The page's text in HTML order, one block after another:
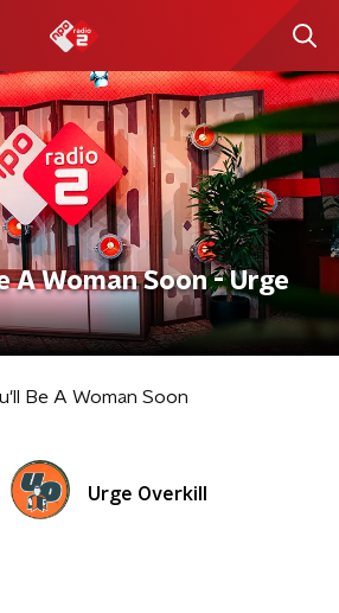
A Woman Soon - Urge
Be A Woman Soon
Urge Overkill